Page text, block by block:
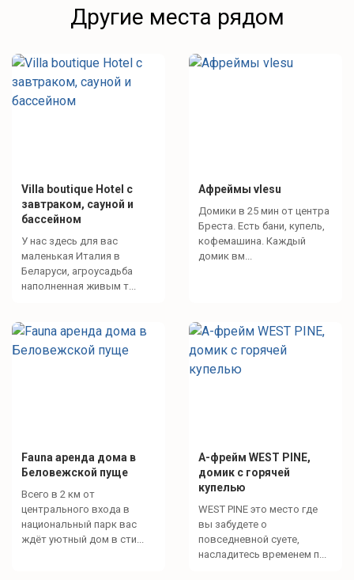
Другие места рядом
Villa boutique Hotel с
завтраком, сауной и
бассейном
У нас здесь для вас
маленькая Италия в
Беларуси, агроусадьба
наполненная живым т...
Афреймы vlesu
Домики в 25 мин от центра
Бреста. Есть бани, купель,
кофемашина. Каждый
домик вм...
Fauna аренда дома в
Беловежской пуще
Всего в 2 км от
центрального входа в
национальный парк вас
ждёт уютный дом в сти...
А-фрейм WEST PINE,
домик с горячей
купелью
WEST PINE это место где
вы забудете о
повседневной суете,
насладитесь временем п...